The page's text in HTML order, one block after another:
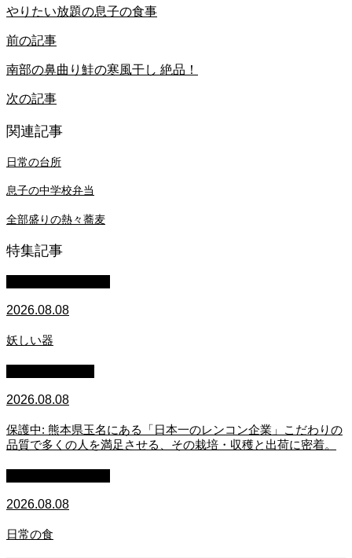
やりたい放題の息子の食事
前の記事
南部の鼻曲り鮭の寒風干し 絶品！
次の記事
関連記事
日常の台所
息子の中学校弁当
全部盛りの熱々蕎麦
特集記事
2026.08.08
妖しい器
2026.08.08
保護中: 熊本県玉名にある「日本一のレンコン企業」こだわりの
品質で多くの人を満足させる、その栽培・収穫と出荷に密着。
2026.08.08
日常の食